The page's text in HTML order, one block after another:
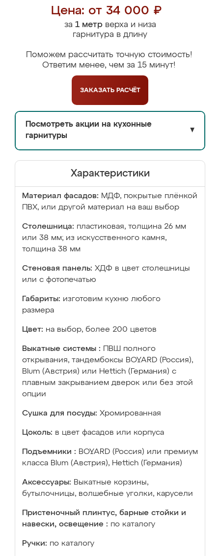
Цена: от 34 000 ₽
за 1 метрверха и низа
гарнитура в длину
Поможем рассчитать точную стоимость!
Ответим менее, чем за 15 минут!
ЗАКАЗАТЬ РАСЧЁТ
Посмотреть акции на кухонные
гарнитуры
▼
Характеристики
Материал фасадов: МДФ, покрытые плёнкой
ПВХ, или другой материал на ваш выбор
Столешница: пластиковая, толщина 26 мм
или 38 мм; из искусственного камня,
толщина 38 мм
Стеновая панель: ХДФ в цвет столешницы
или с фотопечатью
Габариты: изготовим кухню любого
размера
Цвет: на выбор, более 200 цветов
Выкатные системы :
ПВШ полного
открывания, тандембоксы BOYARD (Россия),
Blum (Австрия) или Hettich (Германия) с
плавным закрыванием дверок или без этой
опции
Сушка для посуды: Хромированная
Цоколь: в цвет фасадов или корпуса
Подъемники : BOYARD (Россия) или премиум
класса Blum (Австрия), Hettich (Германия)
Аксессуары: Выкатные корзины,
бутылочницы, волшебные уголки, карусели
Пристеночный плинтус, барные стойки и
навески, освещение : по каталогу
Ручки: по каталогу